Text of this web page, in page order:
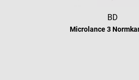
BD
Microlance 3